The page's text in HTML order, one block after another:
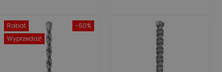
-50%
Rabat
Wyprzedaż!